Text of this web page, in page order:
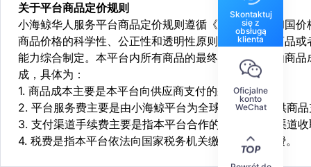
关于平台商品定价规则
小海鲸华人服务平台商品定价规则遵循《中华人民共和国
商品价格的科学性、公正性和透明性原则，依据相关商品
能力综合制定。本平台内所有商品的最终销售价格均由商
成，具体为：
1. 商品成本主要是本平台向供应商支付的采购成本；
2. 平台服务费主要是由小海鲸平台为全球华人用户提供商
3. 支付渠道手续费主要是指本平台合作的第三方支付渠道
4. 税费是指本平台依法向国家税务机关缴纳的各项税费。
Skontaktuj
się z
obsługą
klienta
Oficjalne
konto
WeChat